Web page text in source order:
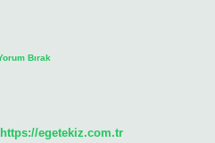
Bırak
https://egetekiz.com.tr